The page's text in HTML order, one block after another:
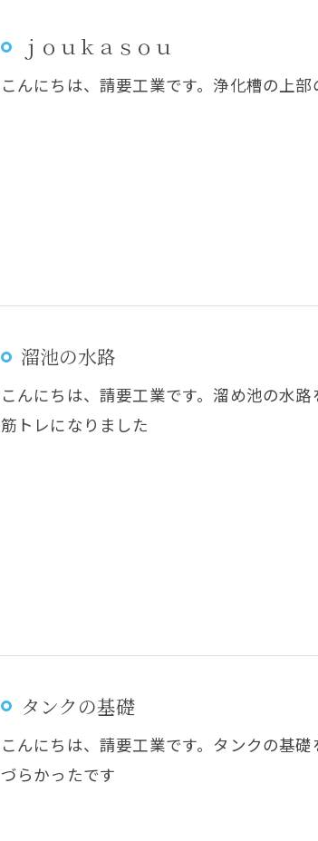
ｊｏｕｋａｓｏｕ
こんにちは、請要工業です。浄化槽の上
溜池の水路
こんにちは、請要工業です。溜め池の水
筋トレになりました
タンクの基礎
こんにちは、請要工業です。タンクの基
づらかったです